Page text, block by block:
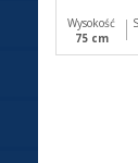
Wysokość
75 cm